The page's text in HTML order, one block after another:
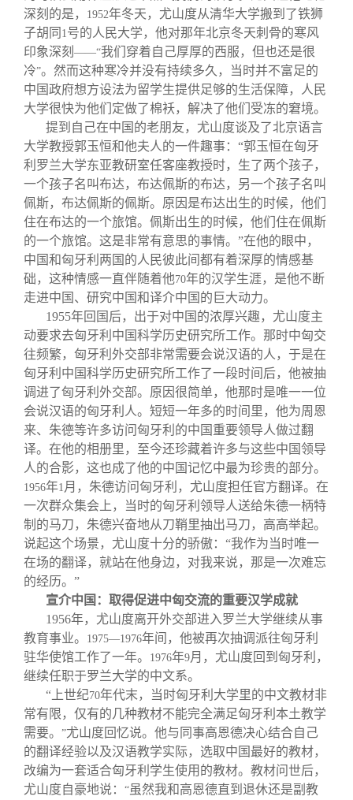
深刻的是，
1952年冬天，尤山度从清华大学搬到了铁狮
子胡同 1 号的人民大学，他对那年北京冬天刺骨的寒风
印象深刻 ——“我们穿着自己厚厚的西服，但也还是很
冷”。然而这种寒冷并没有持续多久，当时并不富足的
中国政府想方设法为留学生提供足够的生活保障，人民
大学很快为他们定做了棉袄，解决了他们受冻的窘境。
提到自己在中国的老朋友，尤山度谈及了北京语言
大学教授郭玉恒和他夫人的一件趣事：“郭玉恒在匈牙
利罗兰大学东亚教研室任客座教授时，生了两个孩子，
一个孩子名叫布达，布达佩斯的布达，另一个孩子名叫
佩斯，布达佩斯的佩斯。原因是布达出生的时候，他们
住在布达的一个旅馆。佩斯出生的时候，他们住在佩斯
的一个旅馆。这是非常有意思的事情。”在他的眼中，
中国和匈牙利两国的人民彼此间都有着深厚的情感基
础，这种情感一直伴随着他70年的汉学生涯，是他不断
走进中国、研究中国和译介中国的巨大动力。
1955年回国后，出于对中国的浓厚兴趣，尤山度主
动要求去匈牙利中国科学历史研究所工作。那时中匈交
往频繁，匈牙利外交部非常需要会说汉语的人，于是在
匈牙利中国科学历史研究所工作了一段时间后，他被抽
调进了匈牙利外交部。原因很简单，他那时是唯一一位
会说汉语的匈牙利人。短短一年多的时间里，他为周恩
来、朱德等许多访问匈牙利的中国重要领导人做过翻
译。在他的相册里，至今还珍藏着许多与这些中国领导
人的合影，这也成了他的中国记忆中最为珍贵的部分。
1956年1 月，朱德访问匈牙利，尤山度担任官方翻译。在
一次群众集会上，当时的匈牙利领导人送给朱德一柄特
制的马刀，朱德兴奋地从刀鞘里抽出马刀，高高举起。
说起这个场景，尤山度十分的骄傲：“我作为当时唯一
在场的翻译，就站在他身边，对我来说，那是一次难忘
的经历。”
宣介中国：取得促进中匈交流的重要汉学成就
1956年，尤山度离开外交部进入罗兰大学继续从事
教育事业。
1975—1976年间，他被再次抽调派往匈牙利
驻华使馆工作了一年。
1976年9月，尤山度回到匈牙利，
继续任职于罗兰大学的中文系。
“上世纪70年代末，当时匈牙利大学里的中文教材非
常有限，仅有的几种教材不能完全满足匈牙利本土教学
需要。 ”尤山度回忆说。他与同事高恩德决心结合自己
的翻译经验以及汉语教学实际，选取中国最好的教材，
改编为一套适合匈牙利学生使用的教材。教材问世后，
尤山度自豪地说： “虽然我和高恩德直到退休还是副教